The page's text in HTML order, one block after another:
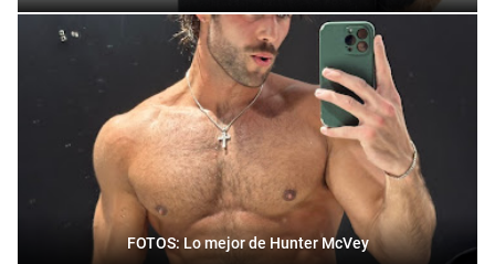
FOTOS: Lo mejor de Hunter McVey